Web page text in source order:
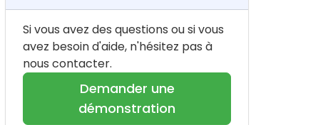
Si vous avez des questions ou si vous
avez besoin d'aide, n'hésitez pas à
nous contacter.
Demander une
démonstration